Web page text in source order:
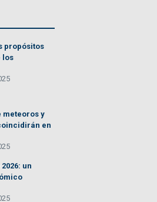
propósitos
los
meteoros y
en
un